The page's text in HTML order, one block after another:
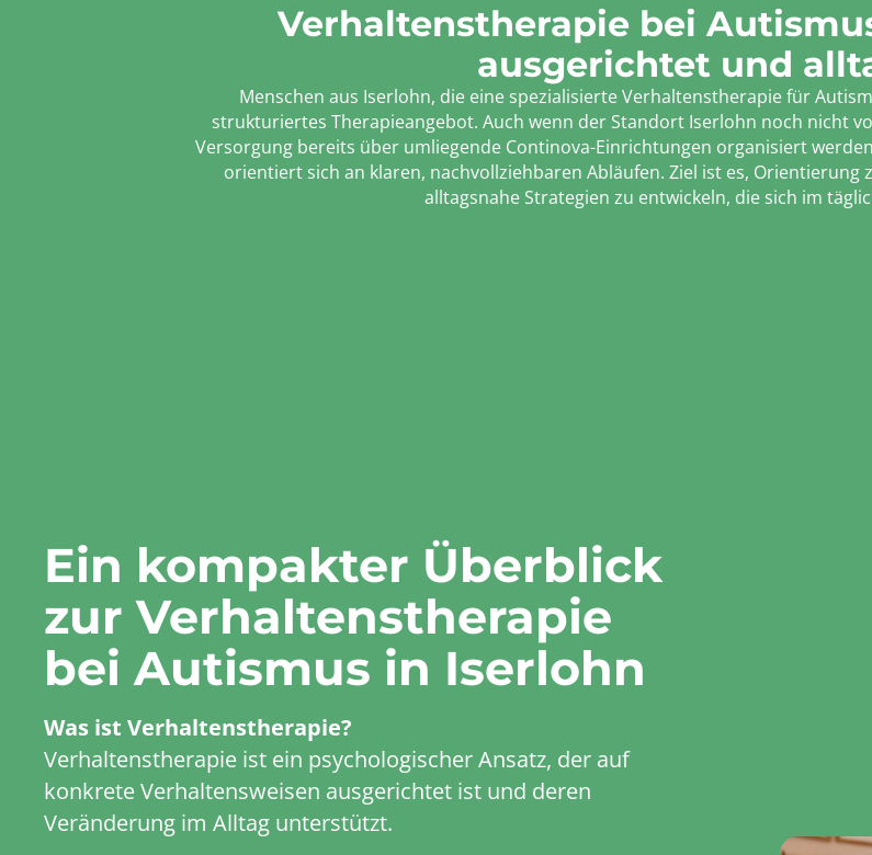
Verhaltenstherapie bei
ausgerichtet und
Menschen aus Iserlohn, die eine spezialisierte Verhaltenstherapie für
strukturiertes Therapieangebot. Auch wenn der Standort Iserlohn noch nicht
Versorgung bereits über umliegende Continova-Einrichtungen organisiert
orientiert sich an klaren, nachvollziehbaren Abläufen. Ziel ist es,
alltagsnahe Strategien zu entwickeln, die sich im
Ein kompakter Überblick
zur Verhaltenstherapie
bei Autismus in Iserlohn
Was ist Verhaltenstherapie?
Verhaltenstherapie ist ein psychologischer Ansatz, der auf
konkrete Verhaltensweisen ausgerichtet ist und deren
Veränderung im Alltag unterstützt.